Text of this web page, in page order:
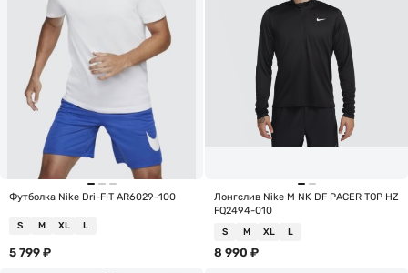
Футболка Nike Dri-FIT AR6029-100
S M XL L
5 799 ₽
Лонгслив Nike M NK DF PACER TOP HZ
FQ2494-010
S M XL L
8 990 ₽